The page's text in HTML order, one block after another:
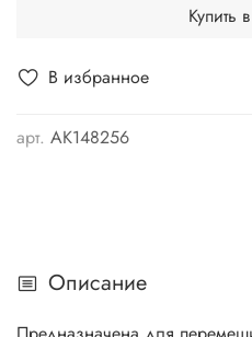
В избранное
арт. АК148256
Купить
Описание